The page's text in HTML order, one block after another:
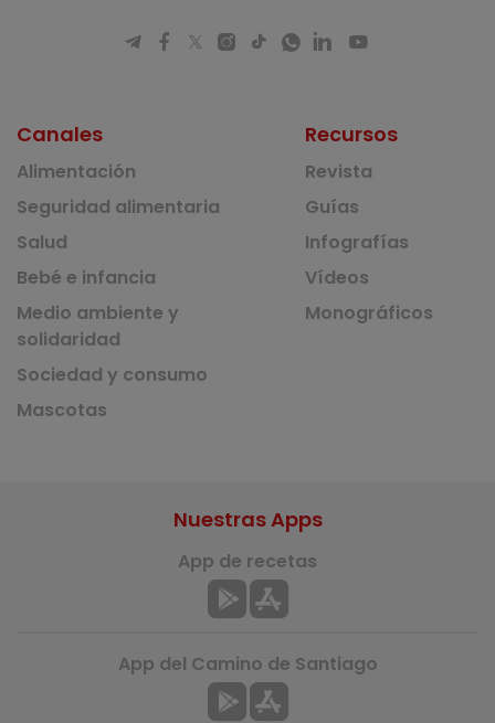
Canales
Alimentación
Seguridad alimentaria
Salud
Bebé e infancia
Medio ambiente y
solidaridad
Sociedad y consumo
Mascotas
Recursos
Revista
Guías
Infografías
Vídeos
Monográficos
Nuestras Apps
App de recetas
App del Camino de Santiago